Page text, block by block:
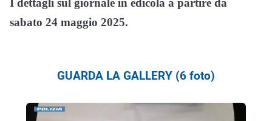
I dettagli sul giornale in edicola a partire da
sabato 24 maggio 2025.
GUARDA LA GALLERY (6 foto)